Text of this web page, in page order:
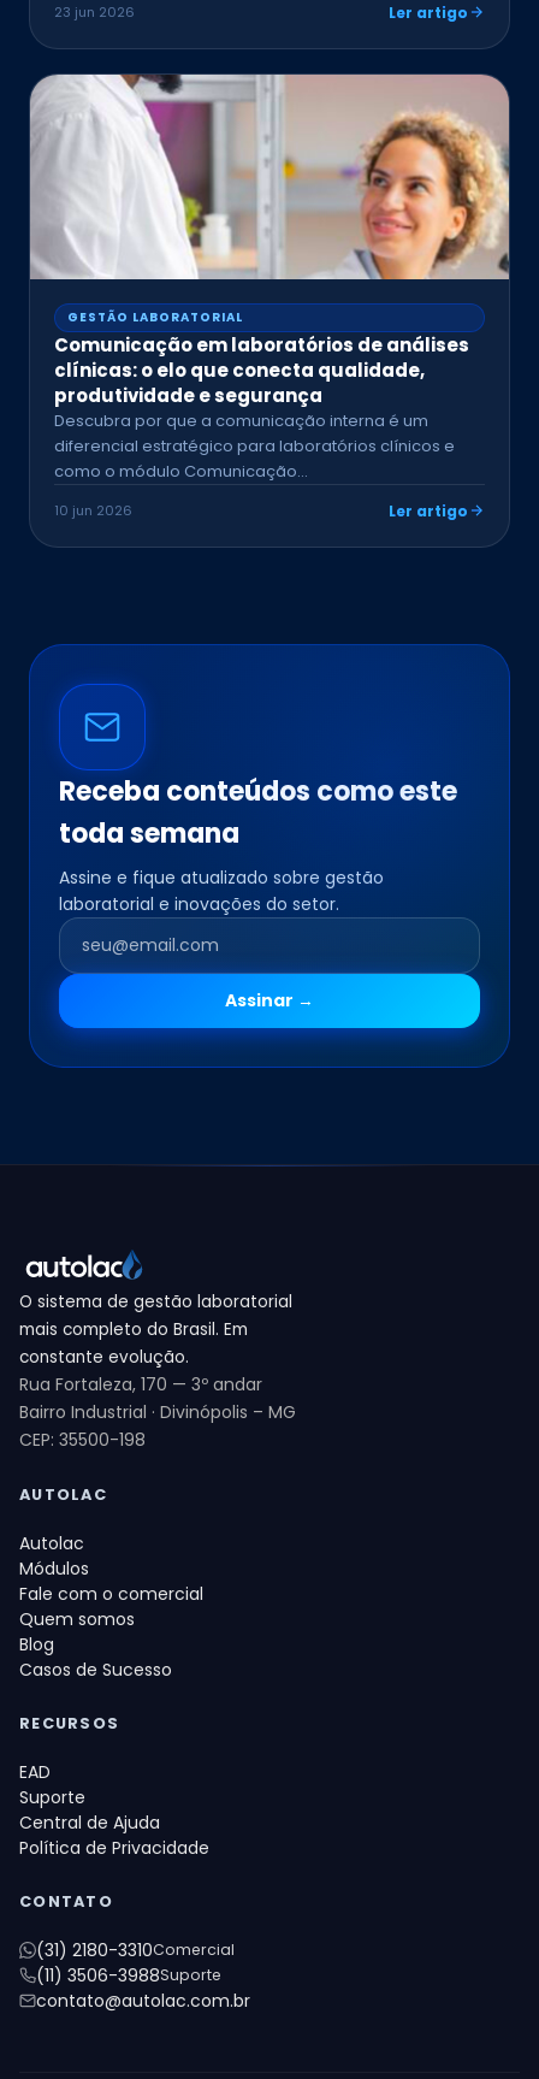
23 jun 2026 Ler artigo
GESTÃO LABORATORIAL
Comunicação em laboratórios de análises
clínicas: o elo que conecta qualidade,
produtividade e segurança
Descubra por que a comunicação interna é um
diferencial estratégico para laboratórios clínicos e
como o módulo Comunicação…
10 jun 2026 Ler artigo
Receba conteúdos como este
toda semana
Assine e fique atualizado sobre gestão
laboratorial e inovações do setor.
Assinar →
O sistema de gestão laboratorial
mais completo do Brasil. Em
constante evolução.
Rua Fortaleza, 170 — 3º andar
Bairro Industrial · Divinópolis – MG
CEP: 35500-198
AUTOLAC
Autolac
Módulos
Fale com o comercial
Quem somos
Blog
Casos de Sucesso
RECURSOS
EAD
Suporte
Central de Ajuda
Política de Privacidade
CONTATO
(31) 2180-3310Comercial
(11) 3506-3988Suporte
contato@autolac.com.br